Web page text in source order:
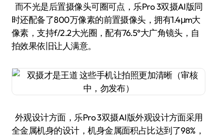
而不光是后置摄像头可圈可点，乐Pro 3双摄AI版同
时还配备了800万像素的前置摄像头，拥有1.4μm大
像素，支持f/2.2大光圈，配有76.5°大广角镜头，自
拍效果依旧让人满意。
外观设计方面，乐Pro 3双摄AI版外观设计方面采用
全金属机身的设计，机身金属面积占比达到了98%，